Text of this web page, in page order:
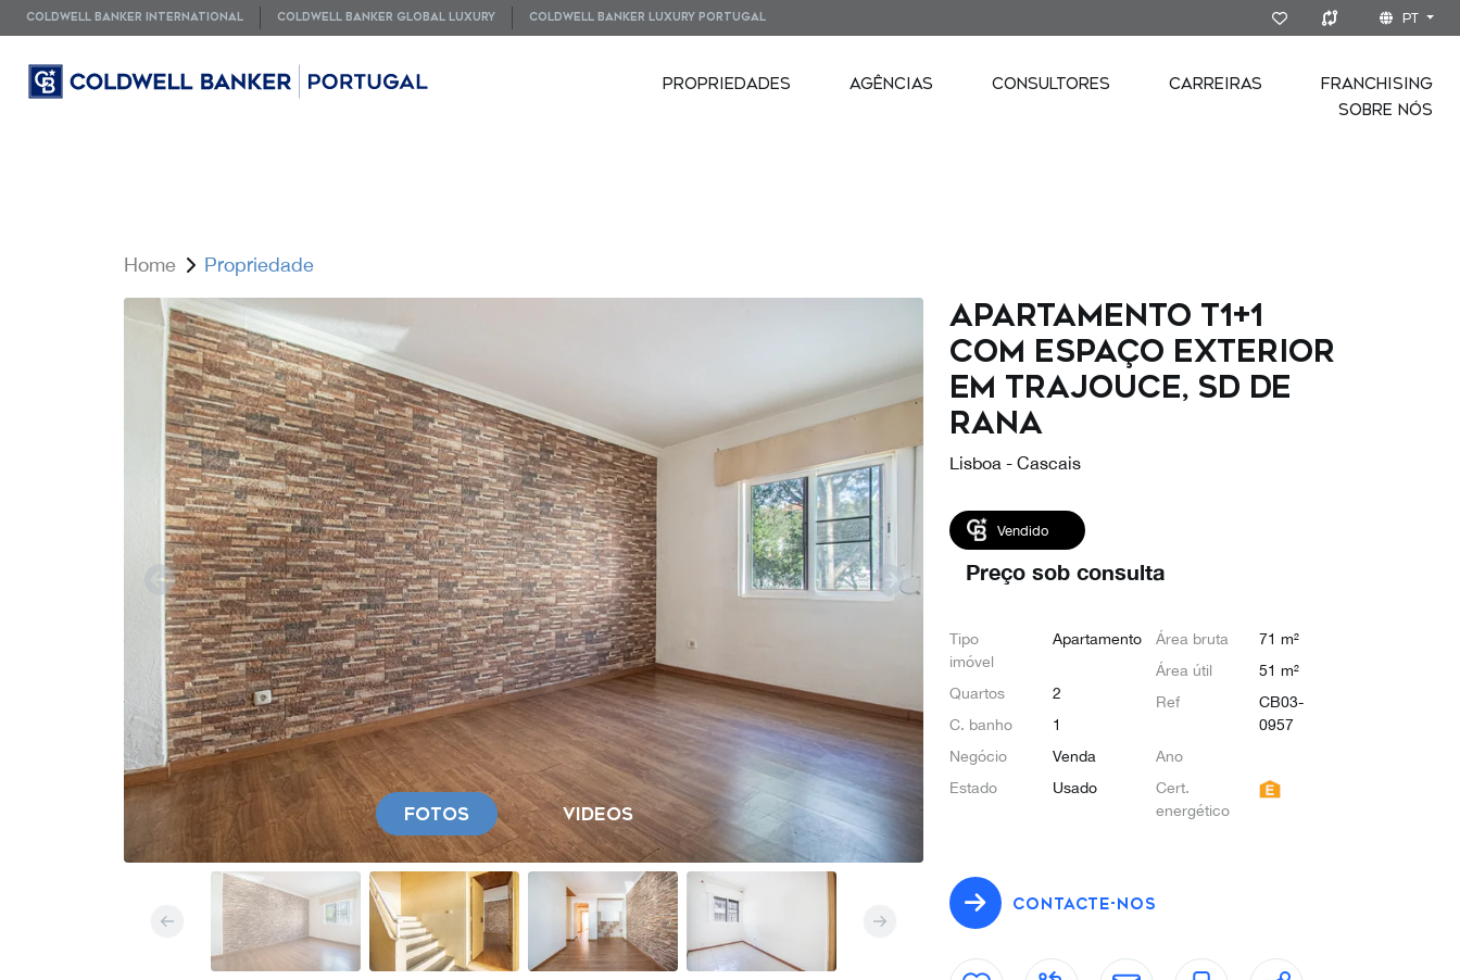
COLDWELL BANKER INTERNATIONAL COLDWELL BANKER GLOBAL LUXURY COLDWELL BANKER LUXURY PORTUGAL PT
PROPRIEDADES AGÊNCIAS CONSULTORES CARREIRAS
FRANCHISING
SOBRE NÓS
Home Propriedade
FOTOS VIDEOS
Apartamento T1+1
com Espaço Exterior
em Trajouce, SD de
Rana
Lisboa - Cascais
Vendido
Preço sob consulta
Tipo
imóvel
Apartamento
Quartos
2
C. banho
1
Negócio
Venda
Estado
Usado
Área bruta
71 m²
Área útil
51 m²
Ref
CB03-
0957
Ano
Cert.
energético
CONTACTE-NOS